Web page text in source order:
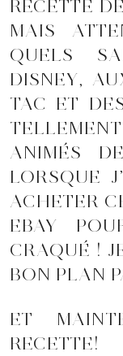
RECETTE
MAIS
QUELS
DISNEY,
TAC ET
ANIMÉS
LORSQUE
ACHETER
EBAY
CRAQUÉ !
BON PLAN
ET
RECETTE!